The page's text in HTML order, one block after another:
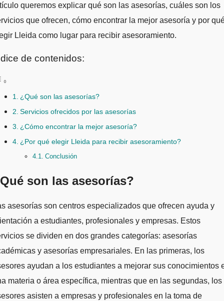
queremos explicar qué son las asesorías, cuáles son los
que ofrecen, cómo encontrar la mejor asesoría y por
Lleida como lugar para recibir asesoramiento.
de contenidos:
¿Qué son las asesorías?
Servicios ofrecidos por las asesorías
¿Cómo encontrar la mejor asesoría?
¿Por qué elegir Lleida para recibir asesoramiento?
Conclusión
son las asesorías?
asesorías son centros especializados que ofrecen ayuda y
a estudiantes, profesionales y empresas. Estos
se dividen en dos grandes categorías: asesorías
y asesorías empresariales. En las primeras, los
ayudan a los estudiantes a mejorar sus conocimientos
materia o área específica, mientras que en las segundas, los
asisten a empresas y profesionales en la toma de